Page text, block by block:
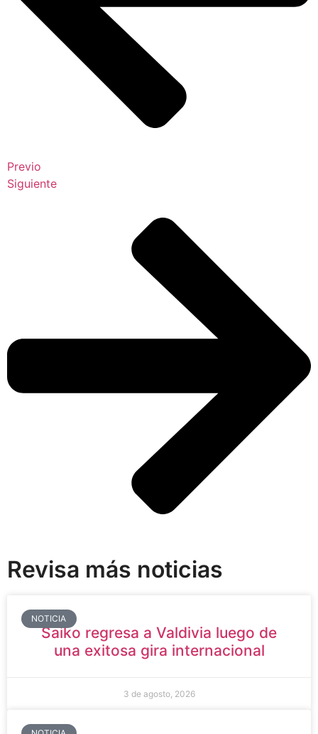
Previo
Siguiente
Revisa más noticias
NOTICIA
Saiko regresa a Valdivia luego de
una exitosa gira internacional
3 de agosto, 2026